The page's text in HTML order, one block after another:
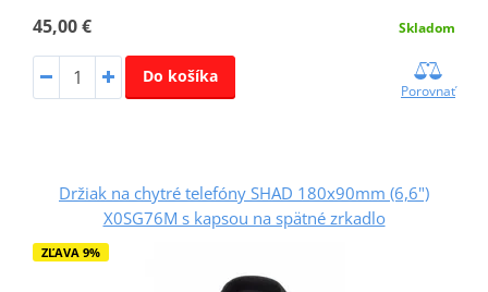
45,00 € Skladom
Do košíka
Porovnať
Držiak na chytré telefóny SHAD 180x90mm (6,6")
X0SG76M s kapsou na spätné zrkadlo
ZĽAVA 9%